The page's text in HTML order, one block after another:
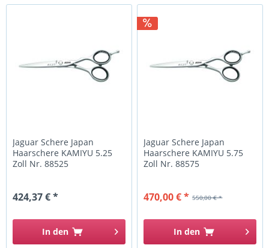
Jaguar Schere Japan
Haarschere KAMIYU 5.25
Zoll Nr. 88525
424,37 € *
In den
Jaguar Schere Japan
Haarschere KAMIYU 5.75
Zoll Nr. 88575
550,00 € *
470,00 € *
In den